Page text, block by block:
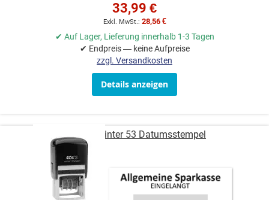
33,99 €
28,56 €
✔ Auf Lager, Lieferung innerhalb 1-3 Tagen
✔ Endpreis — keine Aufpreise
zzgl. Versandkosten
Details anzeigen
COLOP Printer 53 Datumsstempel